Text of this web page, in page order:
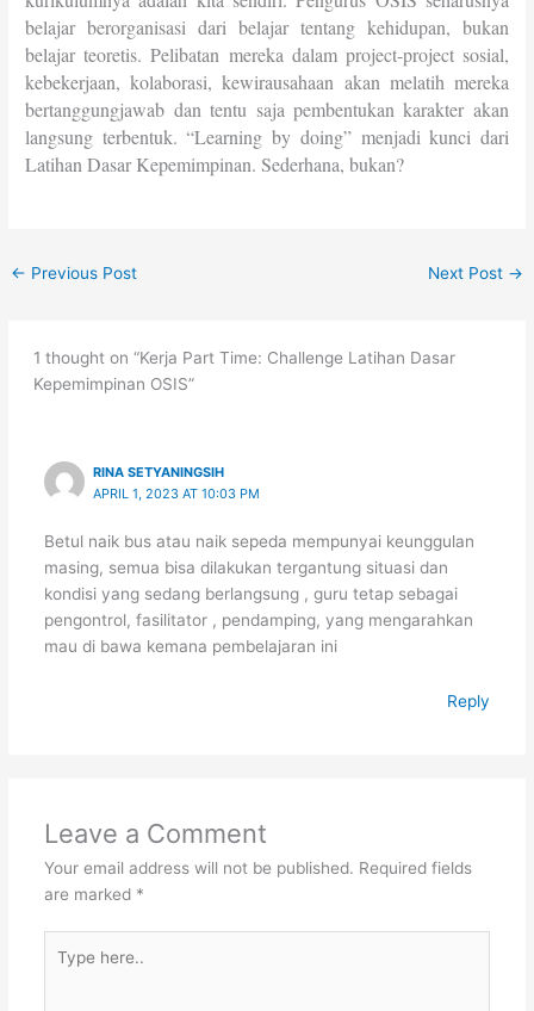
belajar berorganisasi dari belajar tentang kehidupan, bukan
belajar teoretis. Pelibatan mereka dalam project-project sosial,
kebekerjaan, kolaborasi, kewirausahaan akan melatih mereka
bertanggungjawab dan tentu saja pembentukan karakter akan
langsung terbentuk. “Learning by doing” menjadi kunci dari
Latihan Dasar Kepemimpinan. Sederhana, bukan?
← Previous Post Next Post →
1 thought on “Kerja Part Time: Challenge Latihan Dasar
Kepemimpinan OSIS”
RINA SETYANINGSIH
APRIL 1, 2023 AT 10:03 PM
Betul naik bus atau naik sepeda mempunyai keunggulan
masing, semua bisa dilakukan tergantung situasi dan
kondisi yang sedang berlangsung , guru tetap sebagai
pengontrol, fasilitator , pendamping, yang mengarahkan
mau di bawa kemana pembelajaran ini
Reply
Leave a Comment
Your email address will not be published. Required fields
are marked *
here..